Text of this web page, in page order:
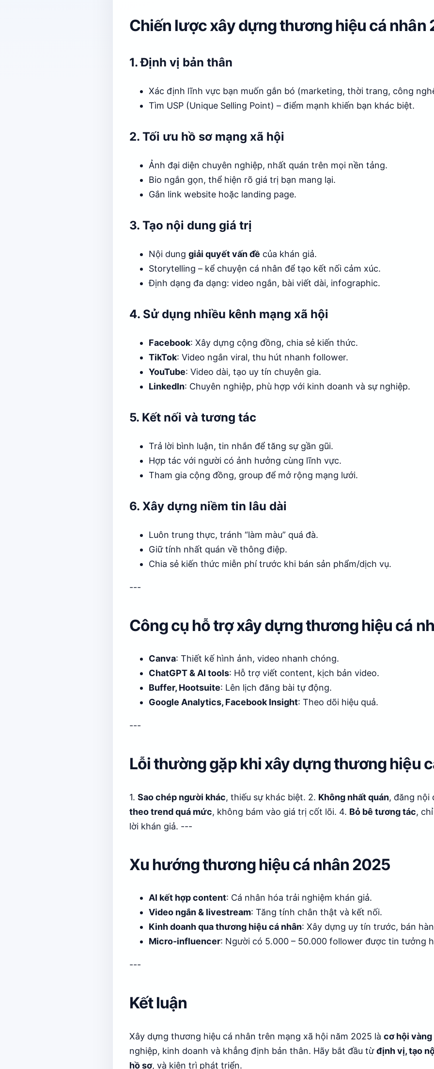
Chiến lược xây dựng thương hiệu cá nhân
1. Định vị bản thân
Xác định lĩnh vực bạn muốn gắn bó (marketing, thời trang, công
Tìm USP (Unique Selling Point) – điểm mạnh khiến bạn khác biệt.
2. Tối ưu hồ sơ mạng xã hội
Ảnh đại diện chuyên nghiệp, nhất quán trên mọi nền tảng.
Bio ngắn gọn, thể hiện rõ giá trị bạn mang lại.
Gắn link website hoặc landing page.
3. Tạo nội dung giá trị
Nội dung giải quyết vấn đề của khán giả.
Storytelling – kể chuyện cá nhân để tạo kết nối cảm xúc.
Định dạng đa dạng: video ngắn, bài viết dài, infographic.
4. Sử dụng nhiều kênh mạng xã hội
Facebook: Xây dựng cộng đồng, chia sẻ kiến thức.
TikTok: Video ngắn viral, thu hút nhanh follower.
YouTube: Video dài, tạo uy tín chuyên gia.
LinkedIn: Chuyên nghiệp, phù hợp với kinh doanh và sự nghiệp.
5. Kết nối và tương tác
Trả lời bình luận, tin nhắn để tăng sự gần gũi.
Hợp tác với người có ảnh hưởng cùng lĩnh vực.
Tham gia cộng đồng, group để mở rộng mạng lưới.
6. Xây dựng niềm tin lâu dài
Luôn trung thực, tránh “làm màu” quá đà.
Giữ tính nhất quán về thông điệp.
Chia sẻ kiến thức miễn phí trước khi bán sản phẩm/dịch vụ.
---
Công cụ hỗ trợ xây dựng thương hiệu cá
Canva: Thiết kế hình ảnh, video nhanh chóng.
ChatGPT & AI tools: Hỗ trợ viết content, kịch bản video.
Buffer, Hootsuite: Lên lịch đăng bài tự động.
Google Analytics, Facebook Insight: Theo dõi hiệu quả.
---
Lỗi thường gặp khi xây dựng thương hiệu
1. Sao chép người khác, thiếu sự khác biệt. 2. Không nhất quán, đăng nội
theo trend quá mức, không bám vào giá trị cốt lõi. 4. Bỏ bê tương tác,
lời khán giả. ---
Xu hướng thương hiệu cá nhân 2025
AI kết hợp content: Cá nhân hóa trải nghiệm khán giả.
Video ngắn & livestream: Tăng tính chân thật và kết nối.
Kinh doanh qua thương hiệu cá nhân: Xây dựng uy tín trước, bán
Micro-influencer: Người có 5.000 – 50.000 follower được tin tưởng
---
Kết luận
Xây dựng thương hiệu cá nhân trên mạng xã hội năm 2025 là cơ hội vàng
nghiệp, kinh doanh và khẳng định bản thân. Hãy bắt đầu từđịnh vị, tạo
hồ sơ, và kiên trì phát triển.